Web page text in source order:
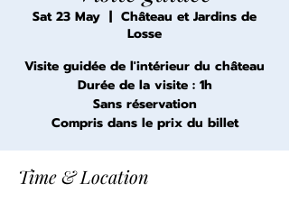
Sat 23 May
  |
Château et Jardins de
Losse
Visite guidée de l'intérieur du château
Durée de la visite : 1h
Sans réservation
Compris dans le prix du billet
Time & Location